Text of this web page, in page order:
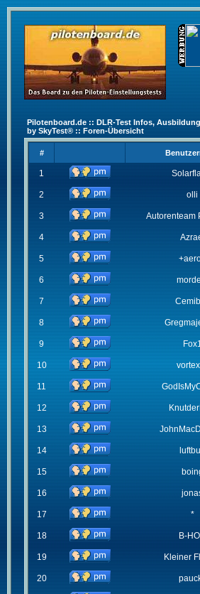
Pilotenboard.de :: DLR-Test Infos,
by SkyTest® :: Foren-Übersicht
#
1
2 olli
3 Autorenteam
4
5
6
7
8
9
10
11
12
13
14
15
16
17 *
18 B-
19 Kleiner
20